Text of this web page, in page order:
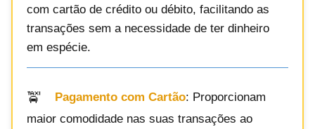
com cartão de crédito ou débito, facilitando as
transações sem a necessidade de ter dinheiro
em espécie.
Pagamento com Cartão: Proporcionam
maior comodidade nas suas transações ao